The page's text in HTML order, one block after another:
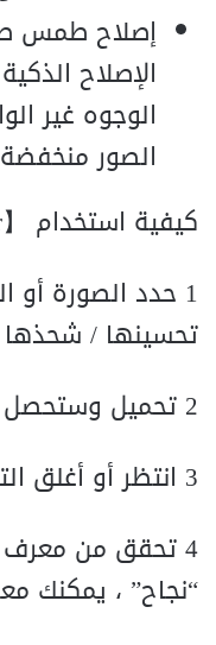
إصلاح طمس
الإصلاح
الوجوه غير
الصور
كيفية استخدام 【AI Enlarger:
1 حدد الصورة أو
تحسينها /
2 تحميل وستحصل على معرف المهمة.
3 انتظر أو أغلق التطبيق.
4 تحقق من
“نجاح” ، يمكنك